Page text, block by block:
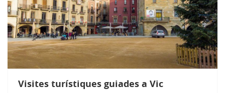
Visites turístiques guiades a Vic